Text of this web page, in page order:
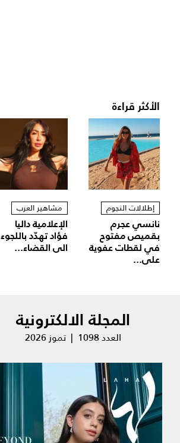
الأكثر قراءة
إطلالات النجوم
نانسي عجرم
بقميص مفتوح
في لقطات عفوية
على...
مشاهير العرب
الإعلامية داليا
فؤاد تهدّد باللجوء
الى القضاء...
المجلة الالكترونية
العدد 1098 | تموز 2026